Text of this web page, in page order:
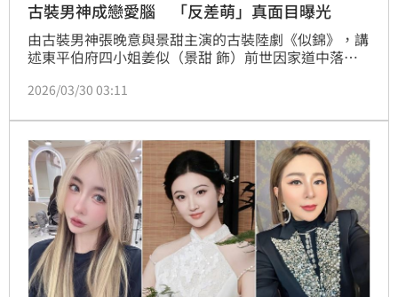
古裝男神成戀愛腦 「反差萌」真面目曝光
由古裝男神張晚意與景甜主演的古裝陸劇《似錦》，講
述東平伯府四小姐姜似（景甜 飾）前世因家道中落而
（張晚意 飾）一箭射中心口身亡，余七因誤殺摯愛痛
機會。
2026/03/30 03:11